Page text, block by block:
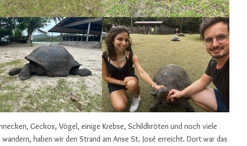
Geckos, Vögel, einige Krebse, Schildkröten und noch viele
haben wir den Strand am Anse St. José erreicht. Dort war das